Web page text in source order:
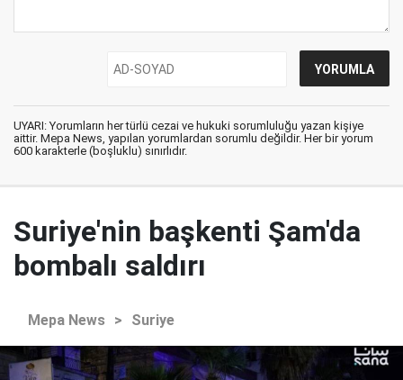
UYARI: Yorumların her türlü cezai ve hukuki sorumluluğu yazan kişiye
aittir. Mepa News, yapılan yorumlardan sorumlu değildir. Her bir yorum
600 karakterle (boşluklu) sınırlıdır.
Suriye'nin başkenti Şam'da
bombalı saldırı
Mepa News > Suriye